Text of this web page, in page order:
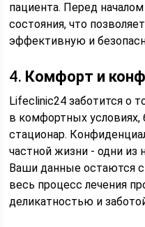
пациента. Перед
состояния, что
эффективную и
4. Комфорт и
Lifeclinic24 заботится о
в комфортных условиях,
стационар.
частной жизни - одни из
Ваши данные остаются
весь процесс лечения
деликатностью и